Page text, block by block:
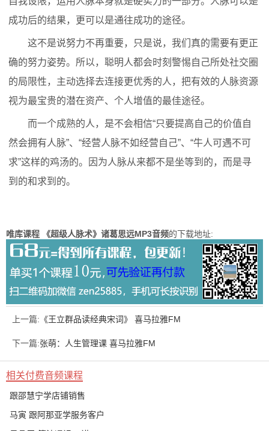
成功后的结果，更可以是通往成功的途径。
这不是说努力不再重要，只是说，我们真的需要有更正
确的努力姿势。所以，聪明人都会时刻警惕自己所处社交圈
的局限性，主动选择去连接更优秀的人，把有效的人脉资源
视为最宝贵的潜在资产、个人增值的最佳途径。
而一个成熟的人，是不会相信“只要提高自己的价值自
然会拥有人脉”、“经营人脉不如经营自己”、“牛人可遇不可
求”这样的鸡汤的。因为人脉从来都不是坐等到的，而是寻
到的和求到的。
唯库课程 《超级人脉术》诸葛思远MP3音频的下载地址:
上一篇: 《王立群品读经典宋词》 喜马拉雅FM
下一篇:张萌：人生管理课 喜马拉雅FM
相关付费音频课程
跟邵慧宁学店铺销售
马寅 跟阿那亚学服务客户